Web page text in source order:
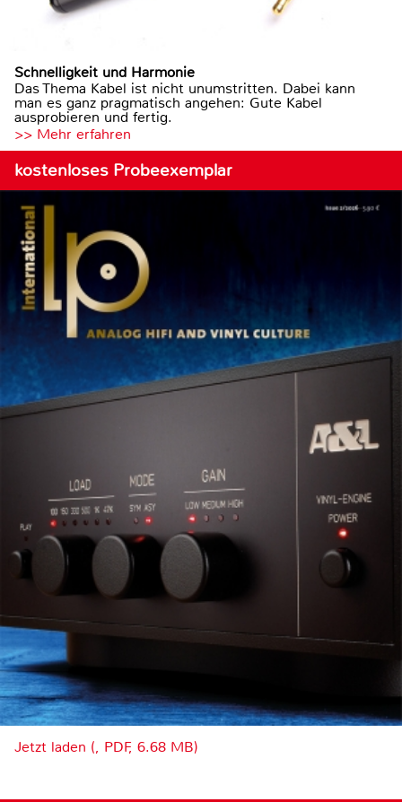
Schnelligkeit und Harmonie
Das Thema Kabel ist nicht unumstritten. Dabei kann
man es ganz pragmatisch angehen: Gute Kabel
ausprobieren und fertig.
>> Mehr erfahren
kostenloses Probeexemplar
Jetzt laden (, PDF, 6.68 MB)